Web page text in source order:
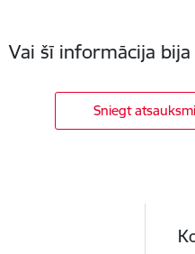
Vai šī informācija
Sniegt atsauksmi